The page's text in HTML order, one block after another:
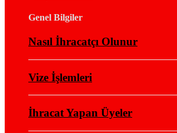
Genel Bilgiler
Nasıl İhracatçı Olunur
Vize İşlemleri
İhracat Yapan Üyeler